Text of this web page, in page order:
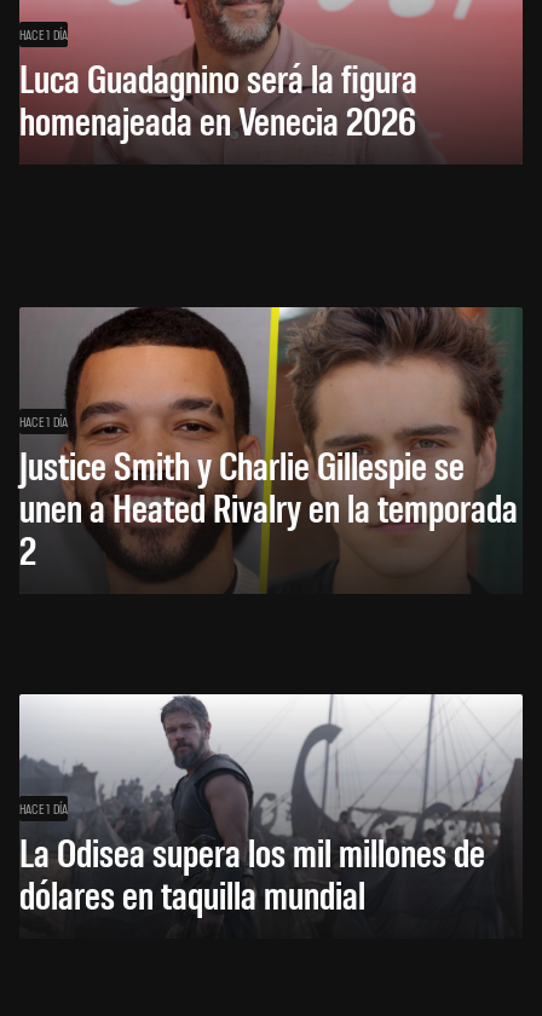
HACE 1 DÍA
Luca Guadagnino será la figura
homenajeada en Venecia 2026
HACE 1 DÍA
Justice Smith y Charlie Gillespie se
unen a Heated Rivalry en la temporada
2
HACE 1 DÍA
La Odisea supera los mil millones de
dólares en taquilla mundial